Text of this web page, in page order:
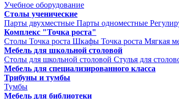
Учебное оборудование
Столы ученические
Парты двухместные Парты одноместные
Комплекс "Точка роста"
Столы Точка роста Шкафы Точка роста Мягкая
Мебель для школьной столовой
Столы для школьной столовой Стулья для
Мебель для специализированного класса
Трибуны и тумбы
Тумбы
Мебель для библиотеки